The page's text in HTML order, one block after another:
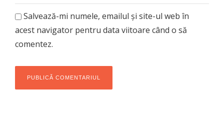
Salvează-mi numele, emailul și site-ul web în
acest navigator pentru data viitoare când o să
comentez.